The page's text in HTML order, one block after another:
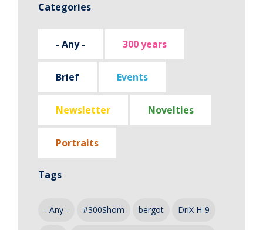
Categories
- Any - 300 years
Brief Events
Newsletter Novelties
Portraits
Tags
- Any - #300Shom bergot DriX H-9